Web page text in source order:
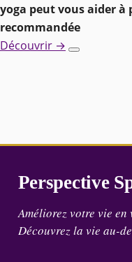
yoga peut vous aider à
recommandée
Découvrir →
Perspective
Améliorez votre vie en
Découvrez la vie au-